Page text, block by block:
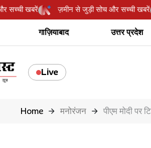
और सच्ची खबरें ज़मीन से जुड़ी सोच और सच्ची
गाज़ियाबाद उत्तर प्रदेश
Live
Home मनोरंजन पीएम मोदी पर